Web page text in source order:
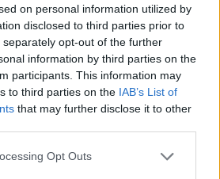
on personal information utilized by
disclosed to third parties prior to
opt-out of the further
information by third parties on the
participants. This information may
to third parties on the IAB’s List of
that may further disclose it to other
Opt Outs
a világon